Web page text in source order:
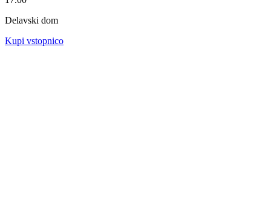
Delavski dom
Kupi vstopnico